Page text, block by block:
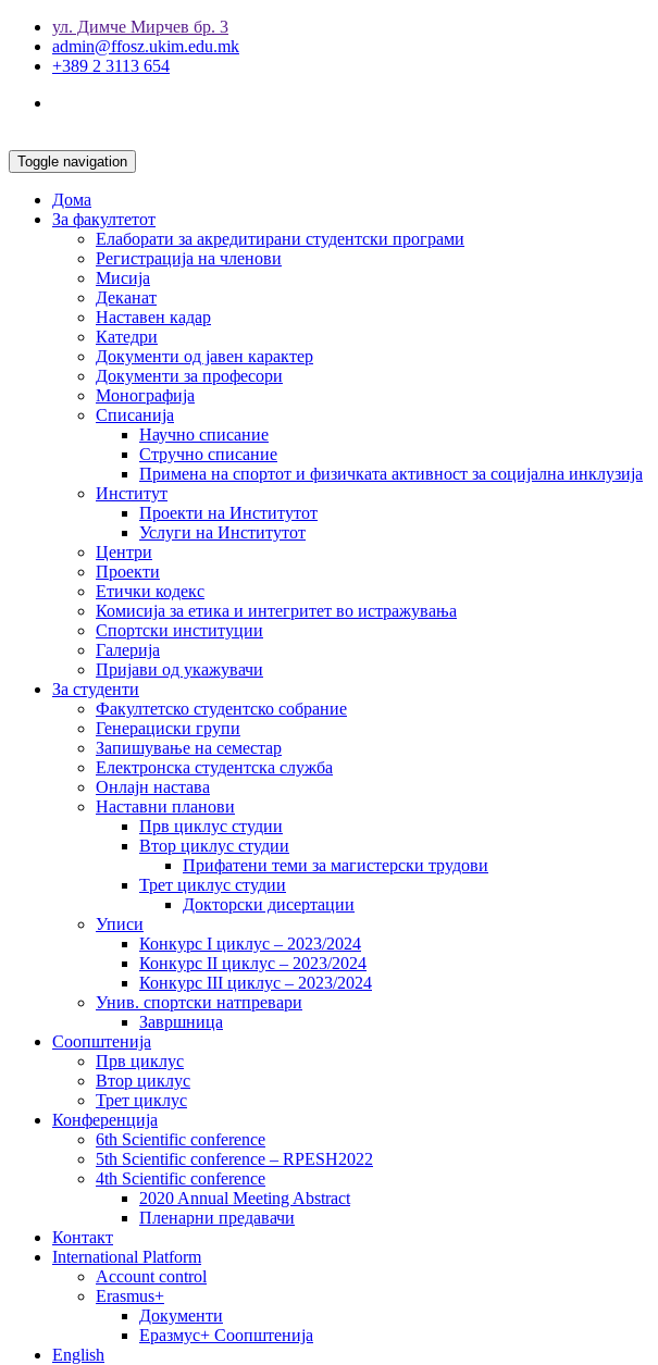
ул. Димче Мирчев бр. 3
admin@ffosz.ukim.edu.mk
+389 2 3113 654
Toggle navigation
Дома
За факултетот
Елаборати за акредитирани студентски програми
Регистрација на членови
Мисија
Деканат
Наставен кадар
Катедри
Документи од јавен карактер
Документи за професори
Монографија
Списанија
Научно списание
Стручно списание
Примена на спортот и физичката активност за социјална инклузија
Институт
Проекти на Институтот
Услуги на Институтот
Центри
Проекти
Етички кодекс
Комисија за етика и интегритет во истражувања
Спортски институции
Галерија
Пријави од укажувачи
За студенти
Факултетско студентско собрание
Генерациски групи
Запишување на семестар
Електронска студентска служба
Онлајн настава
Наставни планови
Прв циклус студии
Втор циклус студии
Прифатени теми за магистерски трудови
Трет циклус студии
Докторски дисертации
Уписи
Конкурс I циклус – 2023/2024
Конкурс II циклус – 2023/2024
Конкурс III циклус – 2023/2024
Унив. спортски натпревари
Завршница
Соопштенија
Прв циклус
Втор циклус
Трет циклус
Конференција
6th Scientific conference
5th Scientific conference – RPESH2022
4th Scientific conference
2020 Annual Meeting Abstract
Пленарни предавачи
Контакт
International Platform
Account control
Erasmus+
Документи
Еразмус+ Соопштенија
English